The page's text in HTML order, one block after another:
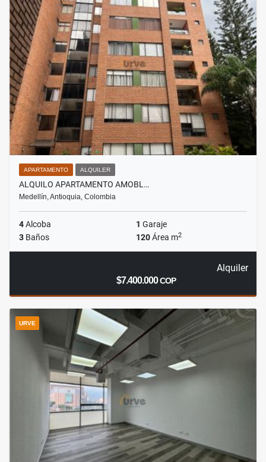
APARTAMENTO ALQUILER
ALQUILO APARTAMENTO AMOBL…
Medellín, Antioquia, Colombia
4Alcoba 1 Garaje
3 Baños 120Área m2
Alquiler
$7.400.000COP
URVE